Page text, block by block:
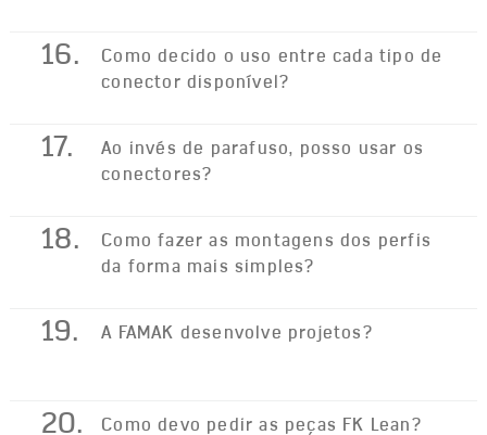
16.
Como decido o uso entre cada tipo de
conector disponível?
17.
Ao invés de parafuso, posso usar os
conectores?
18.
Como fazer as montagens dos perfis
da forma mais simples?
19. A FAMAK desenvolve projetos?
20. Como devo pedir as peças FK Lean?